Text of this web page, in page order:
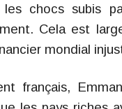
les chocs subis
Cela est
mondial
français,